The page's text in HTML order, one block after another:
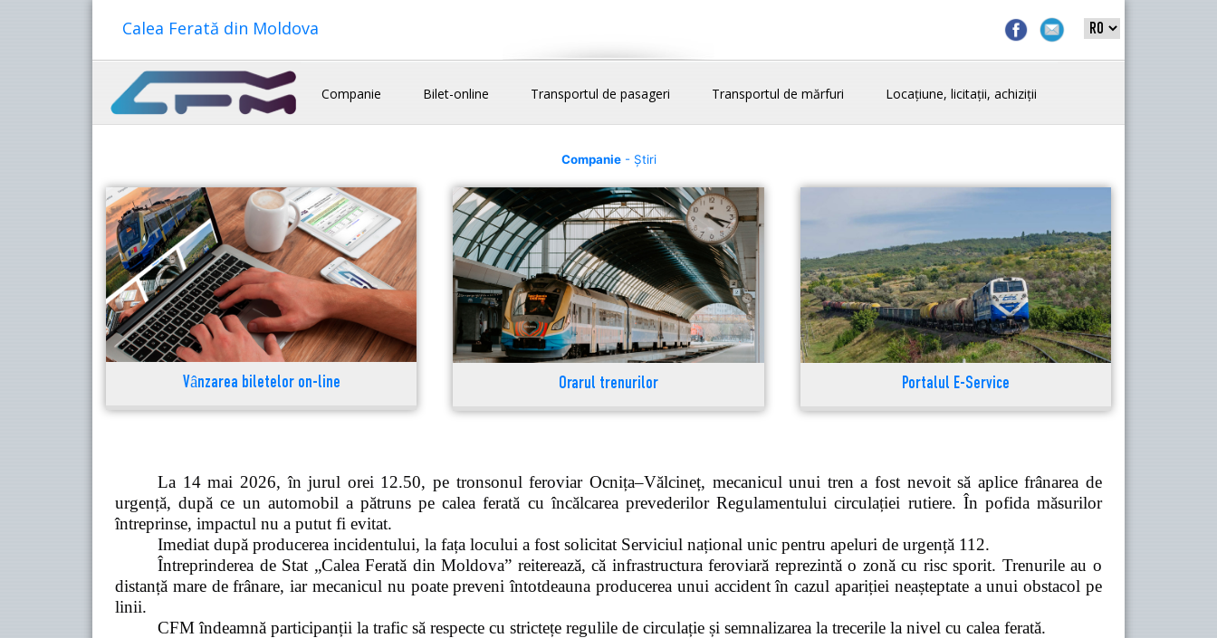
Calea Ferată din Moldova
Companie Bilet-online Transportul de pasageri Transportul de mărfuri Locațiune, licitații, achiziții
Companie- Știri
Vânzarea biletelor on-line Orarul trenurilor Portalul E-Service
La 14 mai 2026, în jurul orei 12.50, pe tronsonul feroviar Ocnița–Vălcineț, mecanicul unui tren a fost nevoit să aplice frânarea de
urgență, după ce un automobil a pătruns pe calea ferată cu încălcarea prevederilor Regulamentului circulației rutiere. În pofida măsurilor
întreprinse, impactul nu a putut fi evitat.
Imediat după producerea incidentului, la fața locului a fost solicitat Serviciul național unic pentru apeluri de urgență 112.
Întreprinderea de Stat „Calea Ferată din Moldova” reiterează, că infrastructura feroviară reprezintă o zonă cu risc sporit. Trenurile au o
distanță mare de frânare, iar mecanicul nu poate preveni întotdeauna producerea unui accident în cazul apariției neașteptate a unui obstacol pe
linii.
CFM îndeamnă participanții la trafic să respecte cu strictețe regulile de circulație și semnalizarea la trecerile la nivel cu calea ferată.